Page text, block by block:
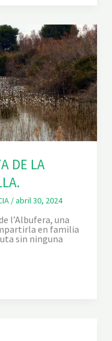
DE LA
/abril 30, 2024
l’Albufera, una
en familia
sin ninguna